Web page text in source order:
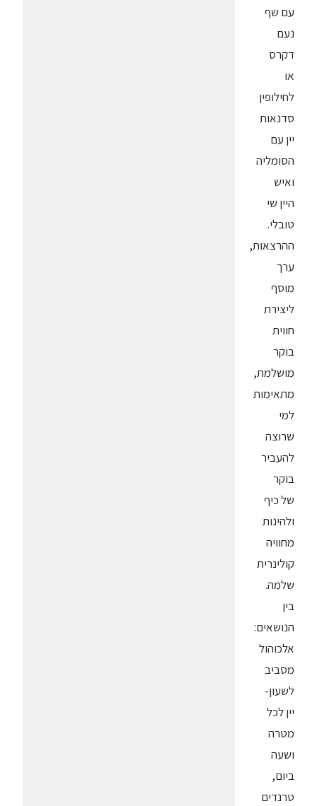
עם שף
נעם
דקרס
או
לחילופין
סדנאות
יין עם
הסומליה
ואיש
היין שי
טובלי.
ההרצאות,
ערך
מוסף
ליצירת
חווית
בוקר
מושלמת,
מתאימות
למי
שרוצה
להעביר
בוקר
של כיף
ולהינות
מחוויה
קולינרית
שלמה.
בין
הנושאים:
אלכוהול
מסביב
לשעון-
יין לכל
מטרה
ושעה
ביום,
טרנדים